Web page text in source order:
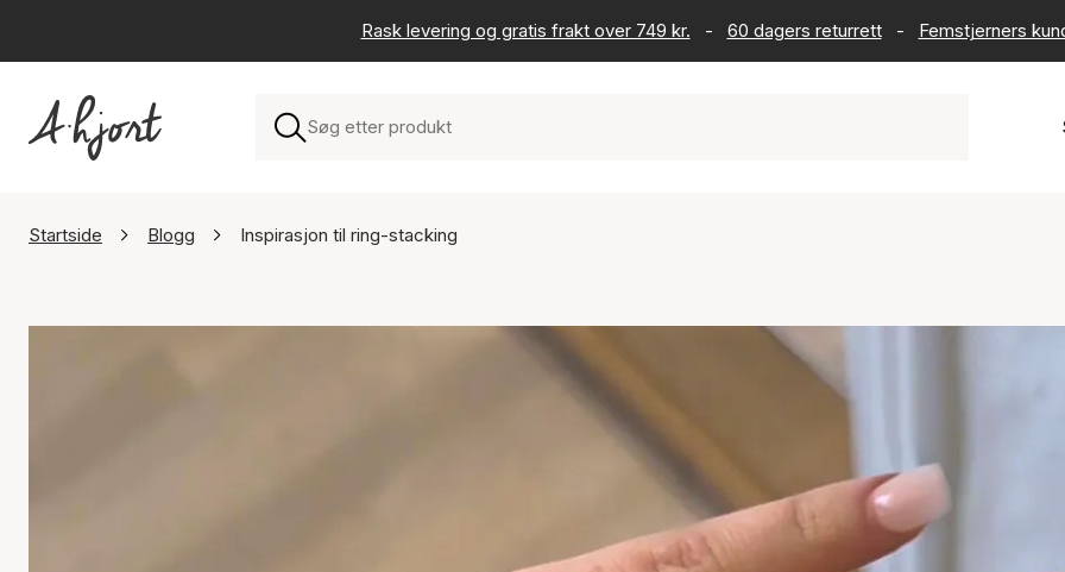
Rask levering og gratis frakt over 749 kr. - 60 dagers returrett - Femstjerners
Startside Blogg Inspirasjon til ring-stacking